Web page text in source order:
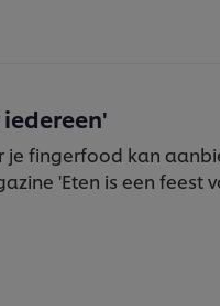
iedereen'
je fingerfood kan
'Eten is een feest